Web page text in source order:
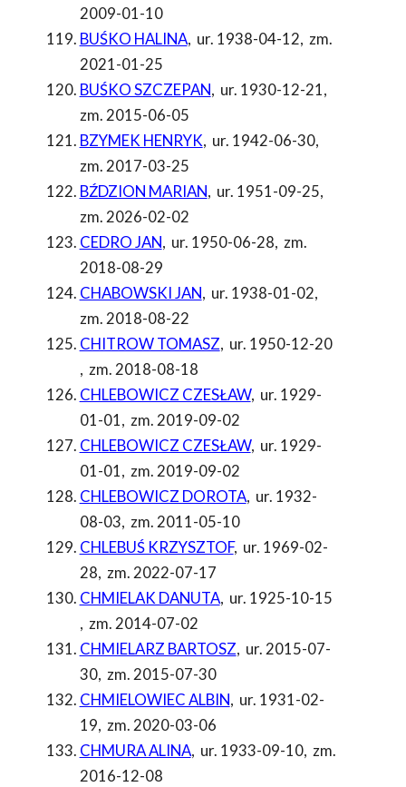
2009-01-10
BUŚKO HALINA, ur. 1938-04-12, zm.
2021-01-25
BUŚKO SZCZEPAN, ur. 1930-12-21,
zm. 2015-06-05
BZYMEK HENRYK, ur. 1942-06-30,
zm. 2017-03-25
BŹDZION MARIAN, ur. 1951-09-25,
zm. 2026-02-02
CEDRO JAN, ur. 1950-06-28, zm.
2018-08-29
CHABOWSKI JAN, ur. 1938-01-02,
zm. 2018-08-22
CHITROW TOMASZ, ur. 1950-12-20
, zm. 2018-08-18
CHLEBOWICZ CZESŁAW, ur. 1929-
01-01, zm. 2019-09-02
CHLEBOWICZ CZESŁAW, ur. 1929-
01-01, zm. 2019-09-02
CHLEBOWICZ DOROTA, ur. 1932-
08-03, zm. 2011-05-10
CHLEBUŚ KRZYSZTOF, ur. 1969-02-
28, zm. 2022-07-17
CHMIELAK DANUTA, ur. 1925-10-15
, zm. 2014-07-02
CHMIELARZ BARTOSZ, ur. 2015-07-
30, zm. 2015-07-30
CHMIELOWIEC ALBIN, ur. 1931-02-
19, zm. 2020-03-06
CHMURA ALINA, ur. 1933-09-10, zm.
2016-12-08